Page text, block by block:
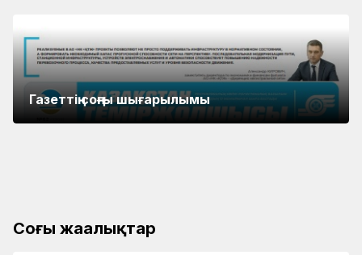
Газеттің соңғы шығарылымы
Екпінді станциясында 800 метр жол жаңарды
Астана – 1 вокзалы заманауи, қауіпсіз және
Соңғы жаңалықтар